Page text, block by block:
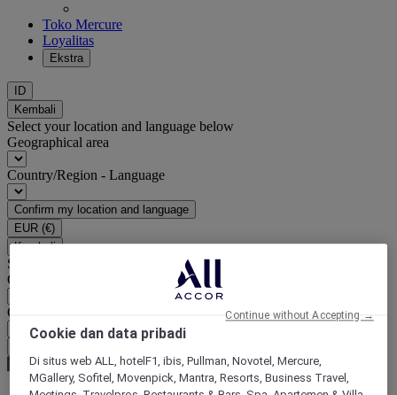
Toko Mercure
Loyalitas
Ekstra
ID
Kembali
Select your location and language below
Geographical area
Country/Region - Language
Confirm my location and language
EUR (€)
Kembali
Select your currency below
Geographical area
Currency
Cookie dan data pribadi
Di situs web ALL, hotelF1, ibis, Pullman, Novotel, Mercure,
MGallery, Sofitel, Movenpick, Mantra, Resorts, Business Travel,
Continue without Accepting →